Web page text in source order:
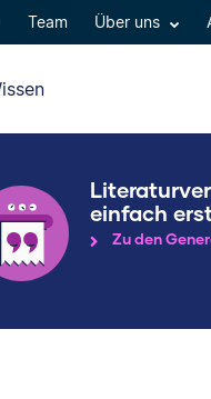
Team Über uns
einfach
Zu den